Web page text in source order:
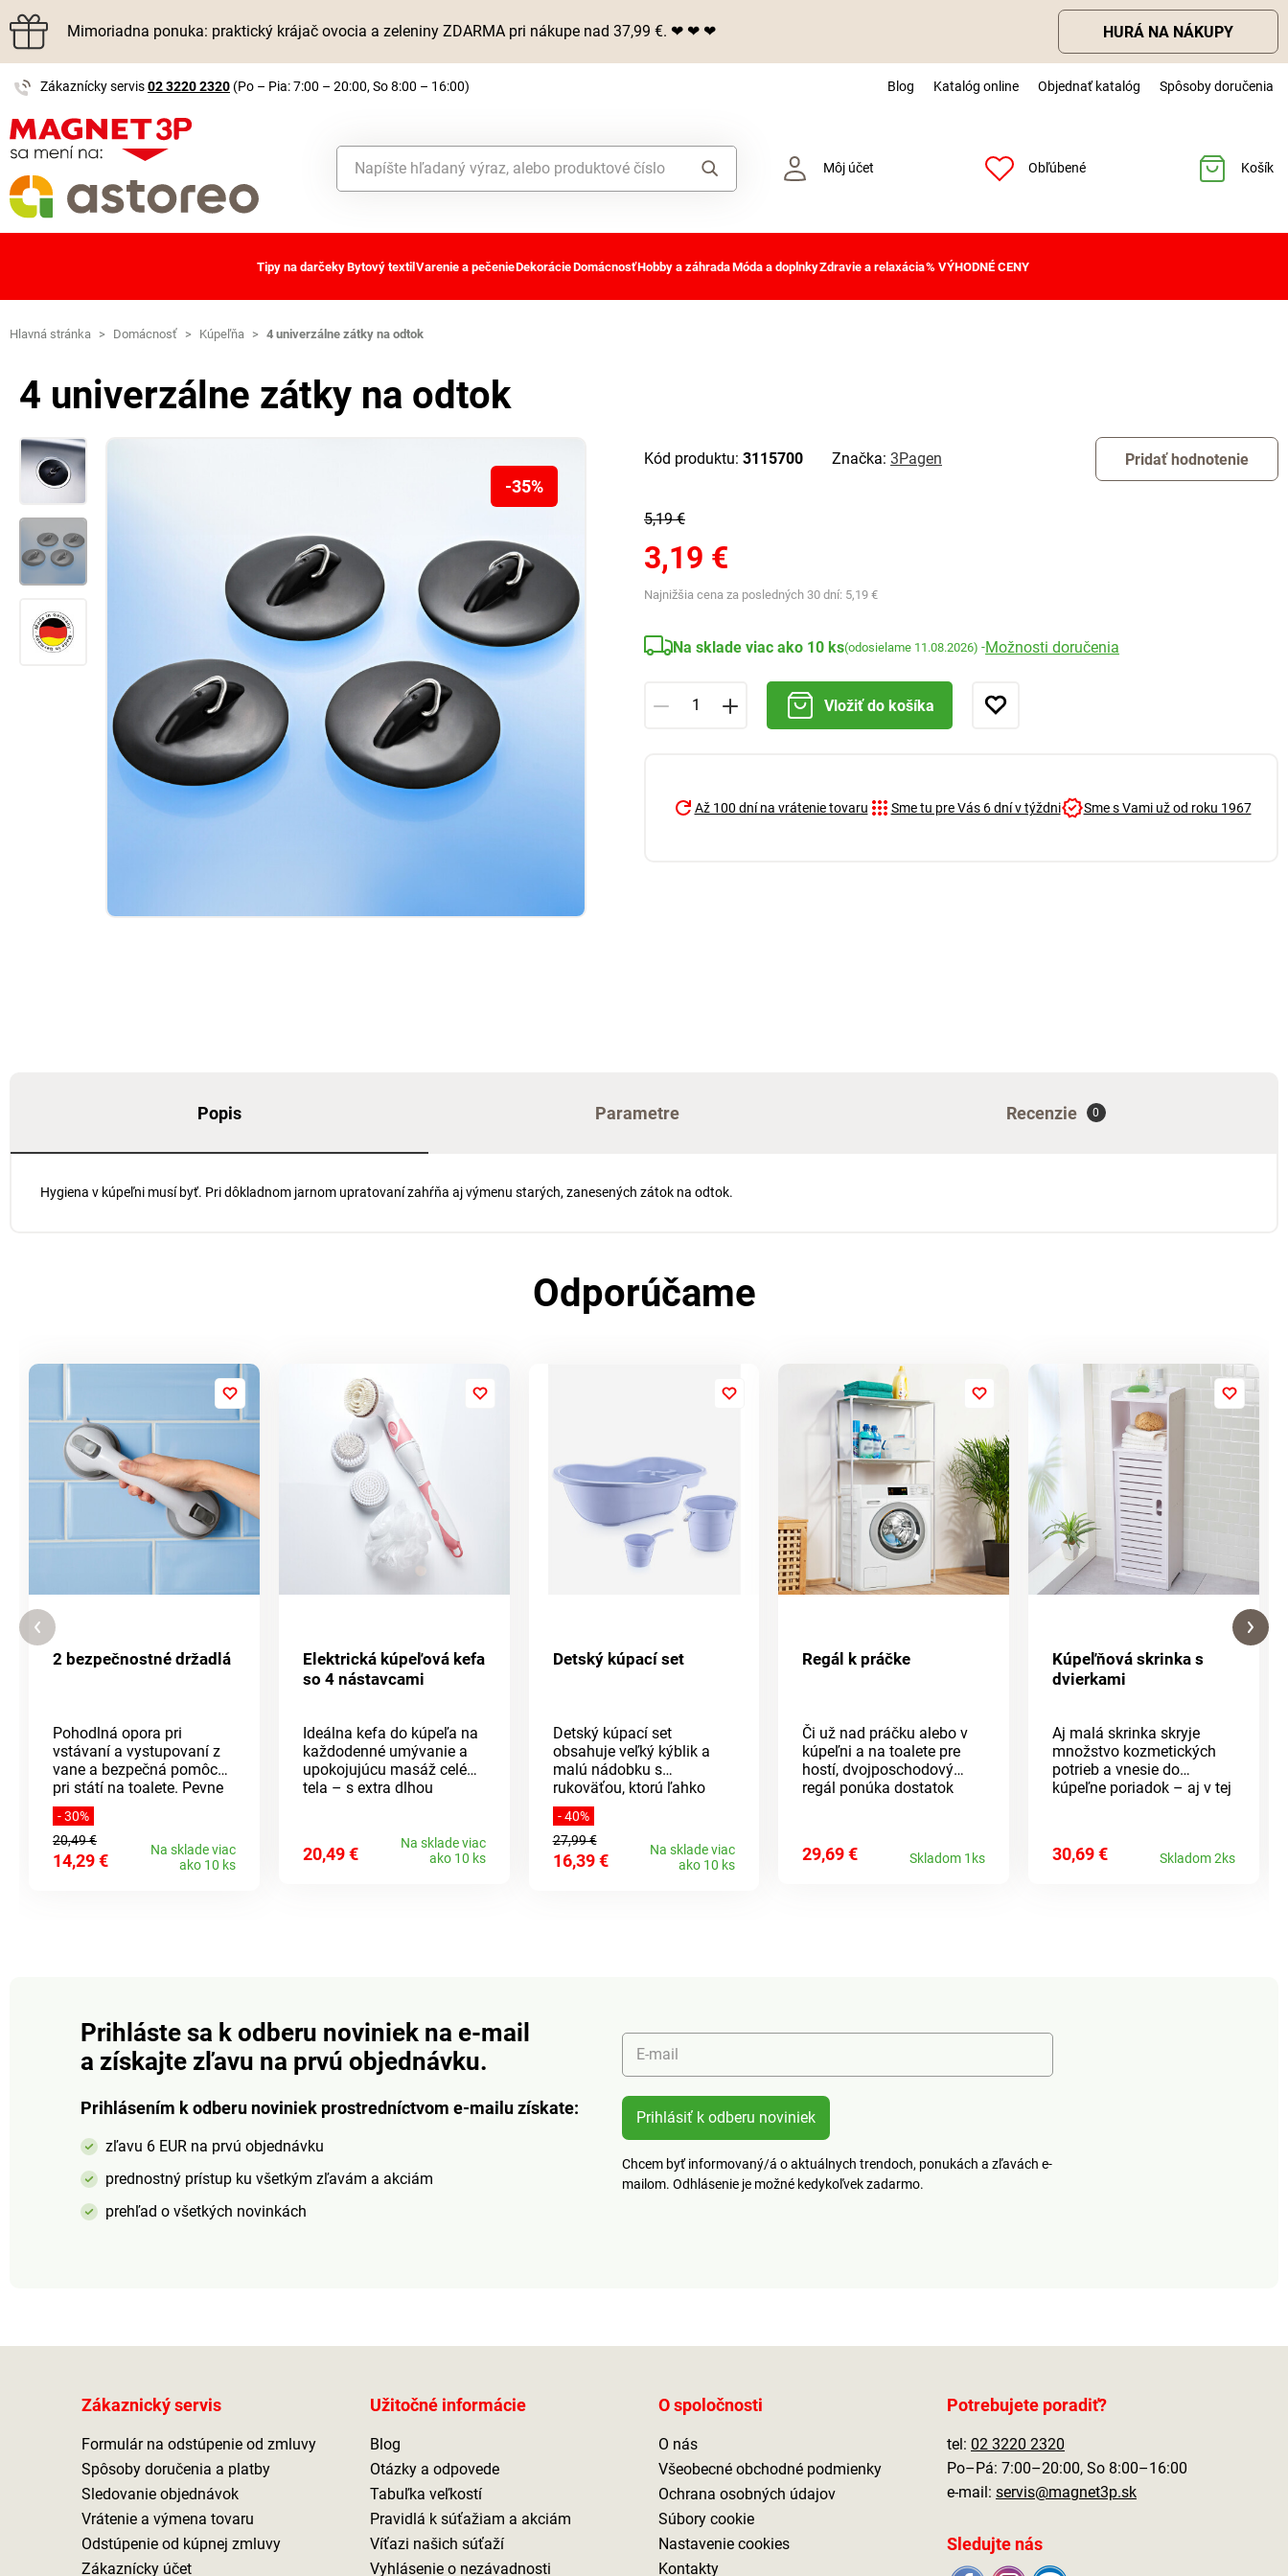
Mimoriadna ponuka: praktický krájač ovocia a zeleniny ZDARMA pri nákupe nad 37,99 €. ❤ ❤ ❤ HURÁ NA NÁKUPY
Zákaznícky servis02 3220 2320 (Po – Pia: 7:00 – 20:00, So 8:00 – 16:00) Blog Katalóg online Objednať katalóg Spôsoby doručenia
Môj účet Obľúbené Košík
Tipy na darčekyBytový textil Varenie a pečenieDekorácieDomácnosťHobby a záhradaMóda a doplnkyZdravie a relaxácia% VÝHODNÉ CENY
Hlavná stránka > Domácnosť > Kúpeľňa > 4 univerzálne zátky na odtok
4 univerzálne zátky na odtok
-35%
Kód produktu: 3115700 Značka: 3Pagen Pridať hodnotenie
5,19 €
3,19 €
Najnižšia cena za posledných 30 dní: 5,19 €
Na sklade viac ako 10 ks(odosielame 11.08.2026) -Možnosti doručenia
Vložiť do košíka
Až 100 dní na vrátenie tovaru Sme tu pre Vás 6 dní v týždni Sme s Vami už od roku 1967
Popis Parametre Recenzie 0
Hygiena v kúpeľni musí byť. Pri dôkladnom jarnom upratovaní zahŕňa aj výmenu starých, zanesených zátok na odtok.
Odporúčame
2 bezpečnostné držadlá
Pohodlná opora pri
vstávaní a vystupovaní z
vane a bezpečná pomôcka
pri státí na toalete. Pevne
drží na všetkých hladkých
povrchoch a vďaka
upínacím páčkam sa
ľahko uvoľňuje.
- 30%
20,49 €
14,29 €
Na sklade viac
ako 10 ks
Elektrická kúpeľová kefa
so 4 nástavcami
Ideálna kefa do kúpeľa na
každodenné umývanie a
upokojujúcu masáž celého
tela – s extra dlhou
hlavica na jemné
umývanie, 1 hlavica s
(nie sú súčasťou balenia).
20,49 €
Na sklade viac
ako 10 ks
Detský kúpací set
Detský kúpací set
obsahuje veľký kýblik a
malú nádobku s
rukoväťou, ktorú ľahko
využijete na oplachovanie
bábätka. Vanička má na
dne praktický odtok so
špuntom. Materiál: odolný
- 40%
27,99 €
16,39 €
Na sklade viac
ako 10 ks
Regál k práčke
Či už nad práčku alebo v
kúpeľni a na toalete pre
hostí, dvojposchodový
regál ponúka dostatok
42 cm.
29,69 € Skladom 1ks
Kúpeľňová skrinka s
dvierkami
Aj malá skrinka skryje
množstvo kozmetických
potrieb a vnesie do
kúpeľne poriadok – aj v tej
náradia, ľahké čistenie a
30,69 € Skladom 2ks
Prihláste sa k odberu noviniek na e-mail
a získajte zľavu na prvú objednávku.
Prihlásením k odberu noviniek prostredníctvom e-mailu získate:
zľavu 6 EUR na prvú objednávku
prednostný prístup ku všetkým zľavám a akciám
prehľad o všetkých novinkách
E-mail
Prihlásiť k odberu noviniek
Chcem byť informovaný/á o aktuálnych trendoch, ponukách a zľavách e-
mailom. Odhlásenie je možné kedykoľvek zadarmo.
Zákaznický servis
Formulár na odstúpenie od zmluvy
Spôsoby doručenia a platby
Sledovanie objednávok
Vrátenie a výmena tovaru
Odstúpenie od kúpnej zmluvy
Zákaznícky účet
Užitočné informácie
Blog
Otázky a odpovede
Tabuľka veľkostí
Pravidlá k súťažiam a akciám
Víťazi našich súťaží
Vyhlásenie o nezávadnosti
O spoločnosti
O nás
Všeobecné obchodné podmienky
Ochrana osobných údajov
Súbory cookie
Nastavenie cookies
Kontakty
Potrebujete poradiť?
tel: 02 3220 2320
Po–Pá: 7:00–20:00, So 8:00–16:00
e-mail: servis@magnet3p.sk
Sledujte nás